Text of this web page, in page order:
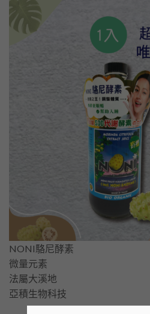
NONI駱尼酵素
微量元素
法屬大溪地
亞積生物科技